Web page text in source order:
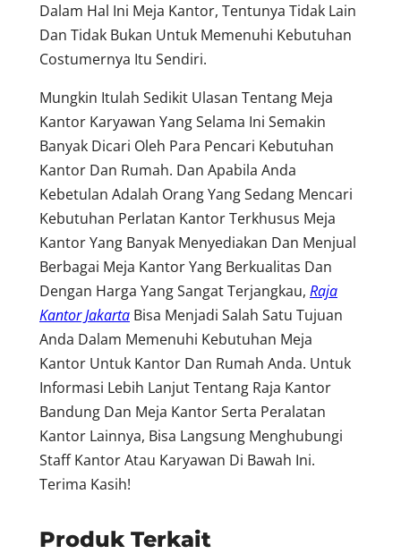
Dalam Hal Ini Meja Kantor, Tentunya Tidak Lain
Dan Tidak Bukan Untuk Memenuhi Kebutuhan
Costumernya Itu Sendiri.
Mungkin Itulah Sedikit Ulasan Tentang Meja
Kantor Karyawan Yang Selama Ini Semakin
Banyak Dicari Oleh Para Pencari Kebutuhan
Kantor Dan Rumah. Dan Apabila Anda
Kebetulan Adalah Orang Yang Sedang Mencari
Kebutuhan Perlatan Kantor Terkhusus Meja
Kantor Yang Banyak Menyediakan Dan Menjual
Berbagai Meja Kantor Yang Berkualitas Dan
Dengan Harga Yang Sangat Terjangkau, Raja
Kantor Jakarta Bisa Menjadi Salah Satu Tujuan
Anda Dalam Memenuhi Kebutuhan Meja
Kantor Untuk Kantor Dan Rumah Anda. Untuk
Informasi Lebih Lanjut Tentang Raja Kantor
Bandung Dan Meja Kantor Serta Peralatan
Kantor Lainnya, Bisa Langsung Menghubungi
Staff Kantor Atau Karyawan Di Bawah Ini.
Terima Kasih!
Produk Terkait